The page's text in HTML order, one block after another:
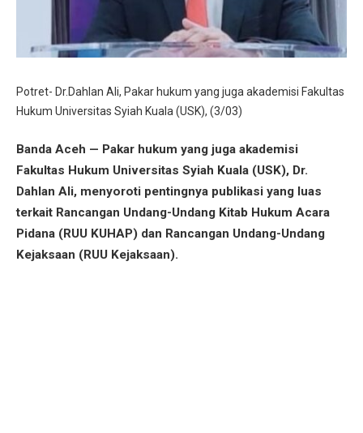
Potret- Dr.Dahlan Ali, Pakar hukum yang juga akademisi Fakultas
Hukum Universitas Syiah Kuala (USK), (3/03)
Banda Aceh — Pakar hukum yang juga akademisi
Fakultas Hukum Universitas Syiah Kuala (USK), Dr.
Dahlan Ali, menyoroti pentingnya publikasi yang luas
terkait Rancangan Undang-Undang Kitab Hukum Acara
Pidana (RUU KUHAP) dan Rancangan Undang-Undang
Kejaksaan (RUU Kejaksaan).